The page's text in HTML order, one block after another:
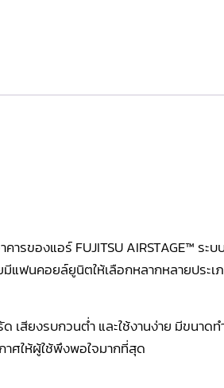
ของแอร์ FUJITSU AIRSTAGE™ ระบ
ฟนคอยล์ยูนิตให้เลือกหลากหลายประเ
สียงรบกวนต่ำ และใช้งานง่าย มีขนาดท
ศให้ผู้ใช้พึงพอใจมากที่สุด